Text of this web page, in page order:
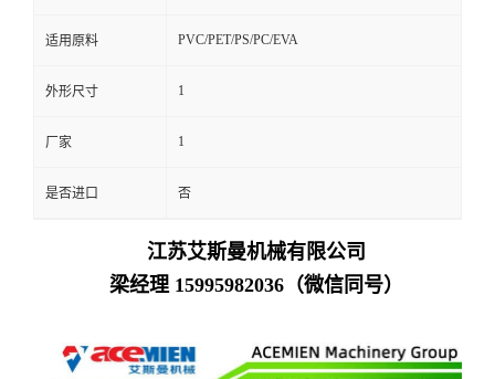
适用原料 PVC/PET/PS/PC/EVA
外形尺寸 1
厂家 1
是否进口 否
江苏艾斯曼机械有限公司
梁经理 15995982036（微信同号）